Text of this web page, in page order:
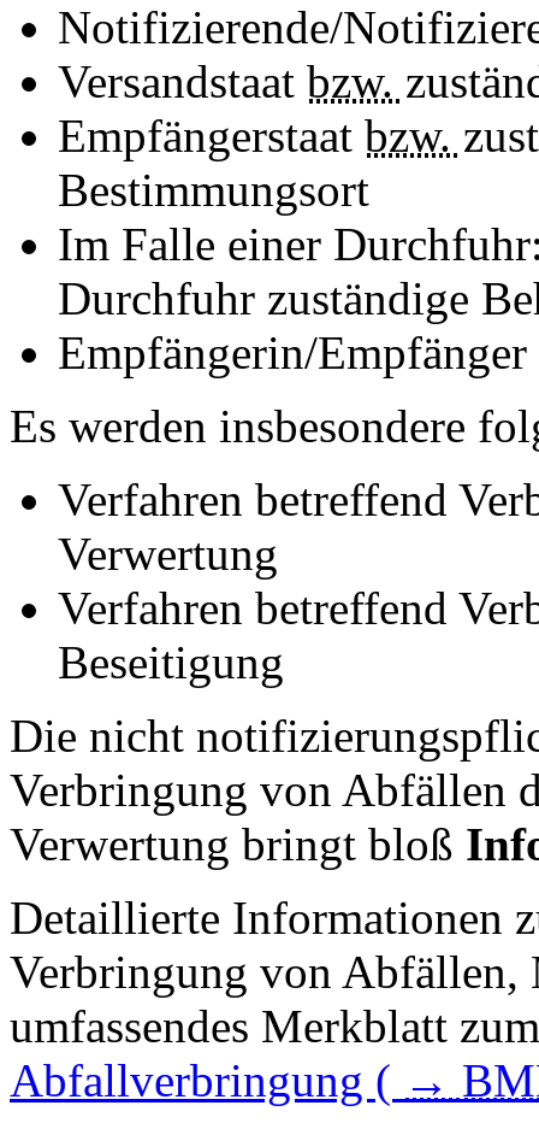
Notifizierende/
Versandstaat bzw.
Empfängerstaat bzw.
Bestimmungsort
Im Falle einer
Durchfuhr zuständige
Empfängerin/
Es werden insbesondere
Verfahren betreffend
Verwertung
Verfahren betreffend
Beseitigung
Die nicht
Verbringung von Abfällen
Verwertung bringt bloß
Detaillierte Informationen
Verbringung von Abfällen,
umfassendes Merkblatt
Abfallverbringung ( →